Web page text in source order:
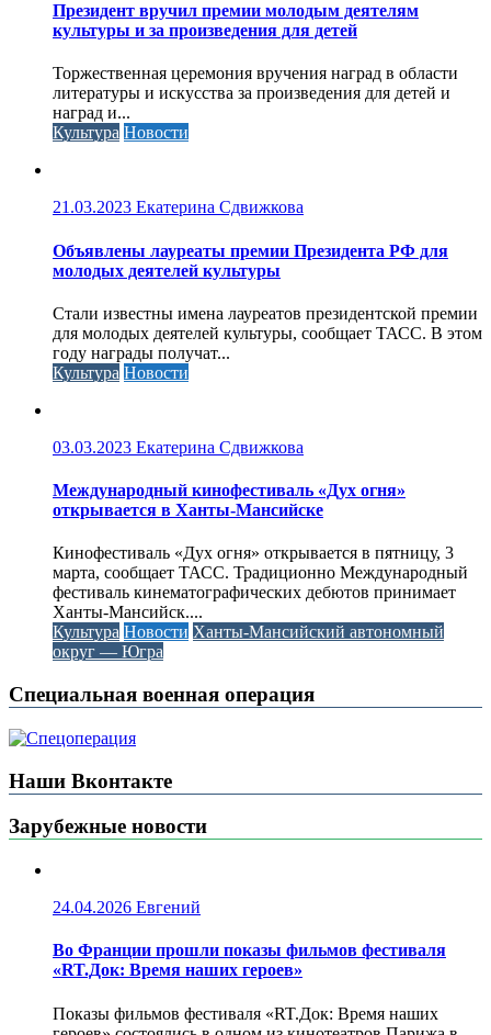
Президент вручил премии молодым деятелям
культуры и за произведения для детей
Торжественная церемония вручения наград в области
литературы и искусства за произведения для детей и
наград и...
Культура Новости
21.03.2023 Екатерина Сдвижкова
Объявлены лауреаты премии Президента РФ для
молодых деятелей культуры
Стали известны имена лауреатов президентской премии
для молодых деятелей культуры, сообщает ТАСС. В этом
году награды получат...
Культура Новости
03.03.2023 Екатерина Сдвижкова
Международный кинофестиваль «Дух огня»
открывается в Ханты-Мансийске
Кинофестиваль «Дух огня» открывается в пятницу, 3
марта, сообщает ТАСС. Традиционно Международный
фестиваль кинематографических дебютов принимает
Ханты-Мансийск....
Культура Новости Ханты-Мансийский автономный
округ — Югра
Специальная военная операция
Наши Вконтакте
Зарубежные новости
24.04.2026 Евгений
Во Франции прошли показы фильмов фестиваля
«RT.Док: Время наших героев»
Показы фильмов фестиваля «RT.Док: Время наших